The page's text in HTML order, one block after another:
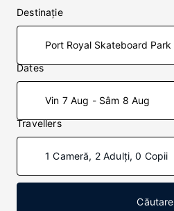
Destinaţie
Dates
Vin 7 Aug - Sâm 8 Aug
Travellers
1 Cameră, 2 Adulți, 0 Copii
Căutare